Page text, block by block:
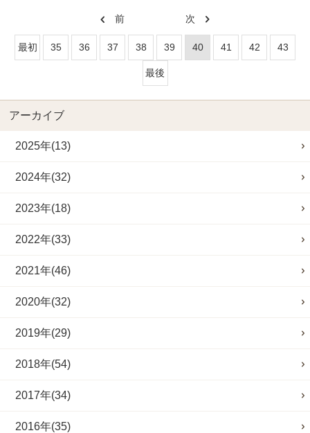
最初
前
35 36 37 38 39 40 41 42 43
次
最後
アーカイブ
2025年(13)
2024年(32)
2023年(18)
2022年(33)
2021年(46)
2020年(32)
2019年(29)
2018年(54)
2017年(34)
2016年(35)